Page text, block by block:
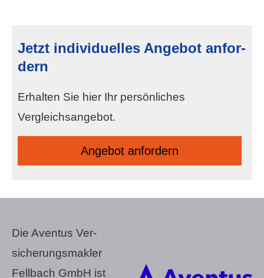
Jetzt individuelles An­ge­bot an­for­
dern
Erhalten Sie hier Ihr persönliches
Vergleichsangebot.
An­ge­bot an­for­dern
Die Aventus Ver­
sicherungs­makler
Fellbach GmbH ist